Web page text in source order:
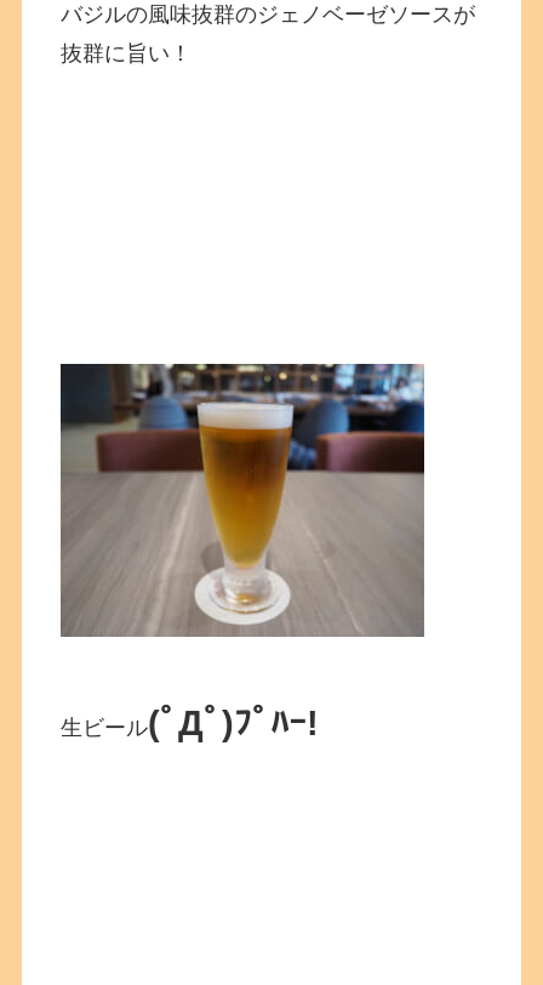
バジルの風味抜群のジェノベーゼソースが
抜群に旨い！
生ビール(ﾟДﾟ)ﾌﾟﾊｰ!